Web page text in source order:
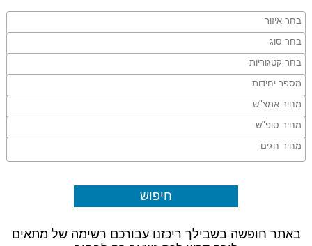
באתר חופשה בשבילך ריכזנו עבורכם רשימה של מתאים